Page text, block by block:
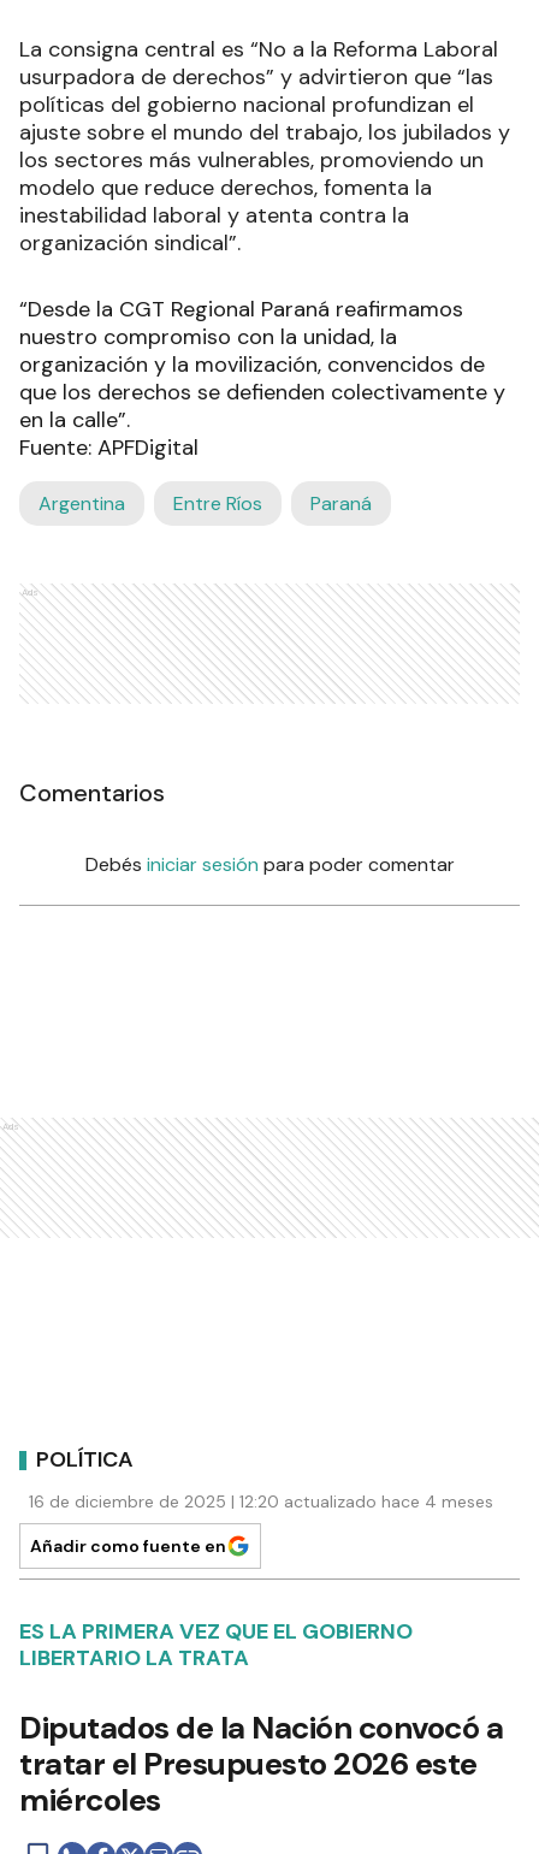
La consigna central es “No a la Reforma Laboral
usurpadora de derechos” y advirtieron que “las
políticas del gobierno nacional profundizan el
ajuste sobre el mundo del trabajo, los jubilados y
los sectores más vulnerables, promoviendo un
modelo que reduce derechos, fomenta la
inestabilidad laboral y atenta contra la
organización sindical”.
“Desde la CGT Regional Paraná reafirmamos
nuestro compromiso con la unidad, la
organización y la movilización, convencidos de
que los derechos se defienden colectivamente y
en la calle”.
Fuente: APFDigital
Argentina Entre Ríos Paraná
Ads
Comentarios
Debés iniciar sesión para poder comentar
Ads
POLÍTICA
16 de diciembre de 2025 | 12:20 actualizado hace 4 meses
Añadir como fuente en
ES LA PRIMERA VEZ QUE EL GOBIERNO
LIBERTARIO LA TRATA
Diputados de la Nación convocó a
tratar el Presupuesto 2026 este
miércoles